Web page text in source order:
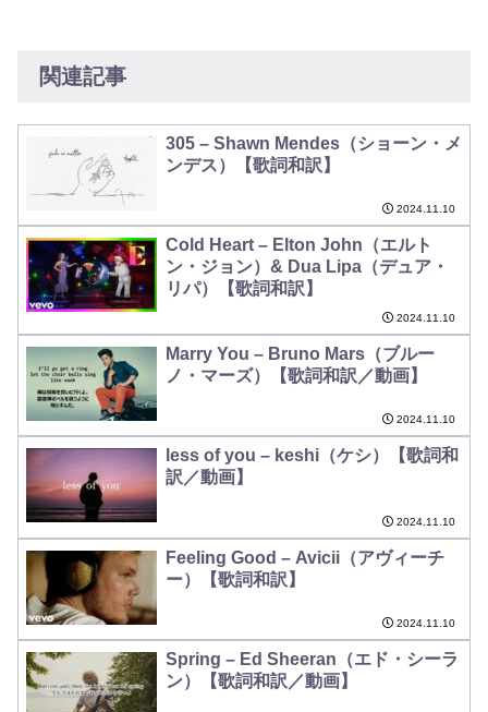
関連記事
305 – Shawn Mendes（ショーン・メ
ンデス）【歌詞和訳】
2024.11.10
Cold Heart – Elton John（エルト
ン・ジョン）& Dua Lipa（デュア・
リパ）【歌詞和訳】
2024.11.10
Marry You – Bruno Mars（ブルー
ノ・マーズ）【歌詞和訳／動画】
2024.11.10
less of you – keshi（ケシ）【歌詞和
訳／動画】
2024.11.10
Feeling Good – Avicii（アヴィーチ
ー）【歌詞和訳】
2024.11.10
Spring – Ed Sheeran（エド・シーラ
ン）【歌詞和訳／動画】